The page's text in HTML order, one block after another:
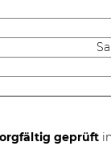
geprüft